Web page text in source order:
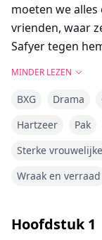
moeten we
vrienden, waar
Safyer tegen
weten waar ze
misschien
niet wilt sturen,
helpen." Ze
Aden.
MINDER LEZEN
BXG Drama
Hartzeer
Pak
Sterke
Wraak en verraad
Hoofdstuk1